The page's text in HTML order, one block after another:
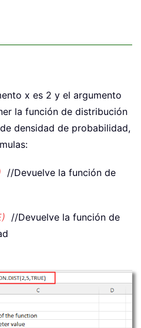
x es 2 y el argumento
la función de distribución
densidad de probabilidad,
//Devuelve la función de
//Devuelve la función de